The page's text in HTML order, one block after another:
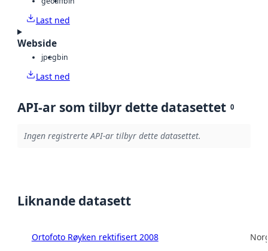
Last ned
Webside
jpegbin
Last ned
API-ar som tilbyr dette datasettet 0
Ingen registrerte API-ar tilbyr dette datasettet.
Liknande datasett
Ortofoto Røyken rektifisert 2008